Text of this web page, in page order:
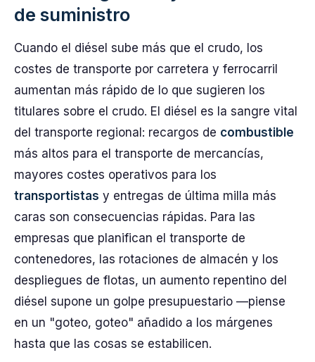
de suministro
Cuando el diésel sube más que el crudo, los
costes de transporte por carretera y ferrocarril
aumentan más rápido de lo que sugieren los
titulares sobre el crudo. El diésel es la sangre vital
del transporte regional: recargos de combustible
más altos para el transporte de mercancías,
mayores costes operativos para los
transportistas y entregas de última milla más
caras son consecuencias rápidas. Para las
empresas que planifican el transporte de
contenedores, las rotaciones de almacén y los
despliegues de flotas, un aumento repentino del
diésel supone un golpe presupuestario —piense
en un "goteo, goteo" añadido a los márgenes
hasta que las cosas se estabilicen.